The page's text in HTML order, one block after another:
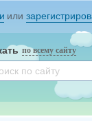
или
по всему сайту